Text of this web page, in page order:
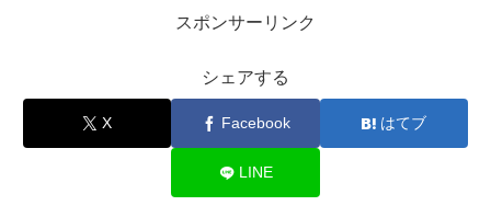
スポンサーリンク
シェアする
X Facebook はてブ
LINE